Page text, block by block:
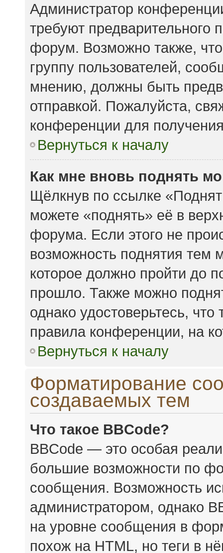
Администратор
требуют предварительного
форум. Возможно также,
группу пользователей,
мнению, должны быть
отправкой. Пожалуйста,
конференции для
Вернуться к началу
Как мне вновь поднять
Щёлкнув по ссылке
можете «поднять» её в
форума. Если этого не
возможность поднятия тем
которое должно пройти до
прошло. Также можно
однако удостоверьтесь,
правила конференции, на
Вернуться к началу
Форматирование
создаваемых тем
Что такое BBCode?
BBCode — это особая
большие возможности по
сообщения. Возможность
администратором, однако
на уровне сообщения в
похож на HTML, но теги в